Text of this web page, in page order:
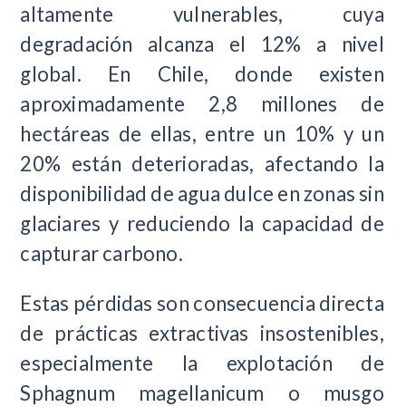
altamente vulnerables, cuya
degradación alcanza el 12% a nivel
global. En Chile, donde existen
aproximadamente 2,8 millones de
hectáreas de ellas, entre un 10% y un
20% están deterioradas, afectando la
disponibilidad de agua dulce en zonas sin
glaciares y reduciendo la capacidad de
capturar carbono.
Estas pérdidas son consecuencia directa
de prácticas extractivas insostenibles,
especialmente la explotación de
Sphagnum magellanicum o musgo